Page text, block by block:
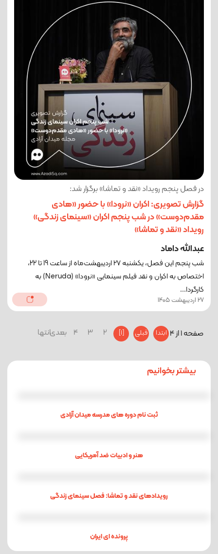
در فصل پنجم رویداد «نقد و تماشا» برگزار شد:
گزارش تصویری: اکران «نرودا» با حضور «هادی
مقدم‌دوست» در شب پنجم اکران «سینمای زندگی»
رویداد «نقد و تماشا»
عبدالله داماد
شب پنجم این فصل، یکشنبه ۲۷ اردیبهشت‌ماه از ساعت 19 تا 22،
اختصاص به اکران و نقد فیلم سینمایی «نرودا» (Neruda) به
کارگردا...
27 اردیبهشت 1405
صفحه 1 از 4 ابتدا قبلی [1]
2
3
4 بعدیانتها
بیشتر بخوانیم